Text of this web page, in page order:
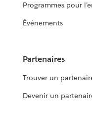
Programmes pour
Événements
Partenaires
Trouver un
Devenir un